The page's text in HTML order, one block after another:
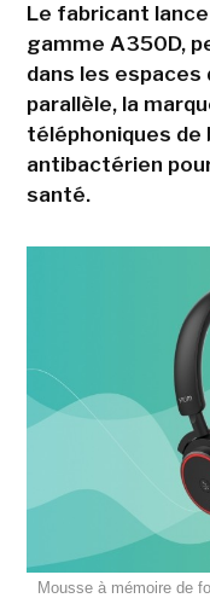
Le fabricant
gamme A350D,
dans les espaces
parallèle, la
téléphoniques
antibactérien
santé.
Mousse à mémoire de